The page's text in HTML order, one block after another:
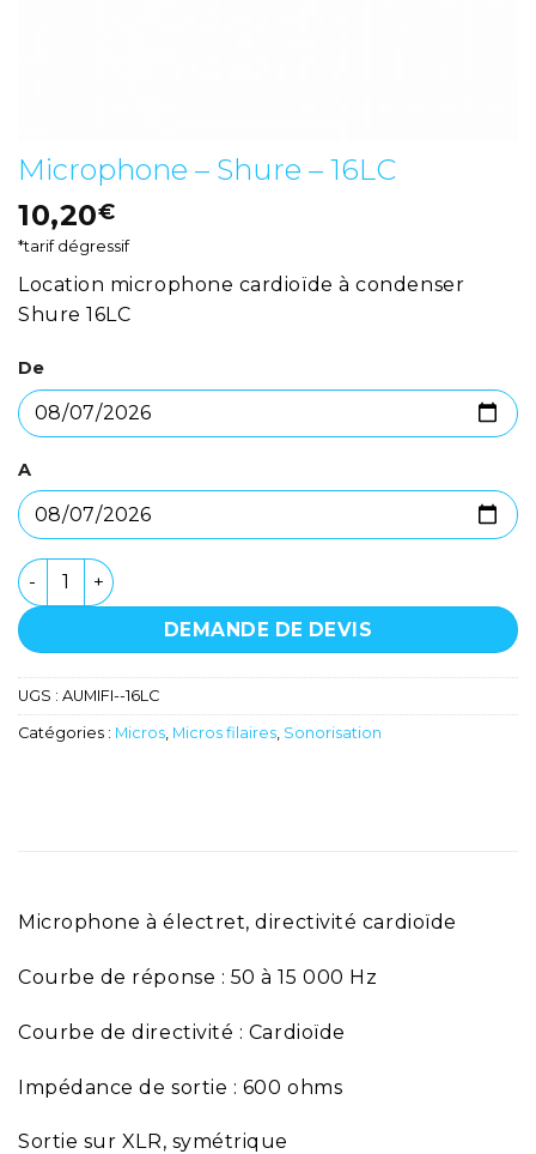
Microphone – Shure – 16LC
10,20€
*tarif dégressif
Location microphone cardioïde à condenser
Shure 16LC
De
A
quantité de Microphone - Shure - 16LC
DEMANDE DE DEVIS
UGS : AUMIFI--16LC
Catégories : Micros, Micros filaires, Sonorisation
Microphone à électret, directivité cardioïde
Courbe de réponse : 50 à 15 000 Hz
Courbe de directivité : Cardioïde
Impédance de sortie : 600 ohms
Sortie sur XLR, symétrique